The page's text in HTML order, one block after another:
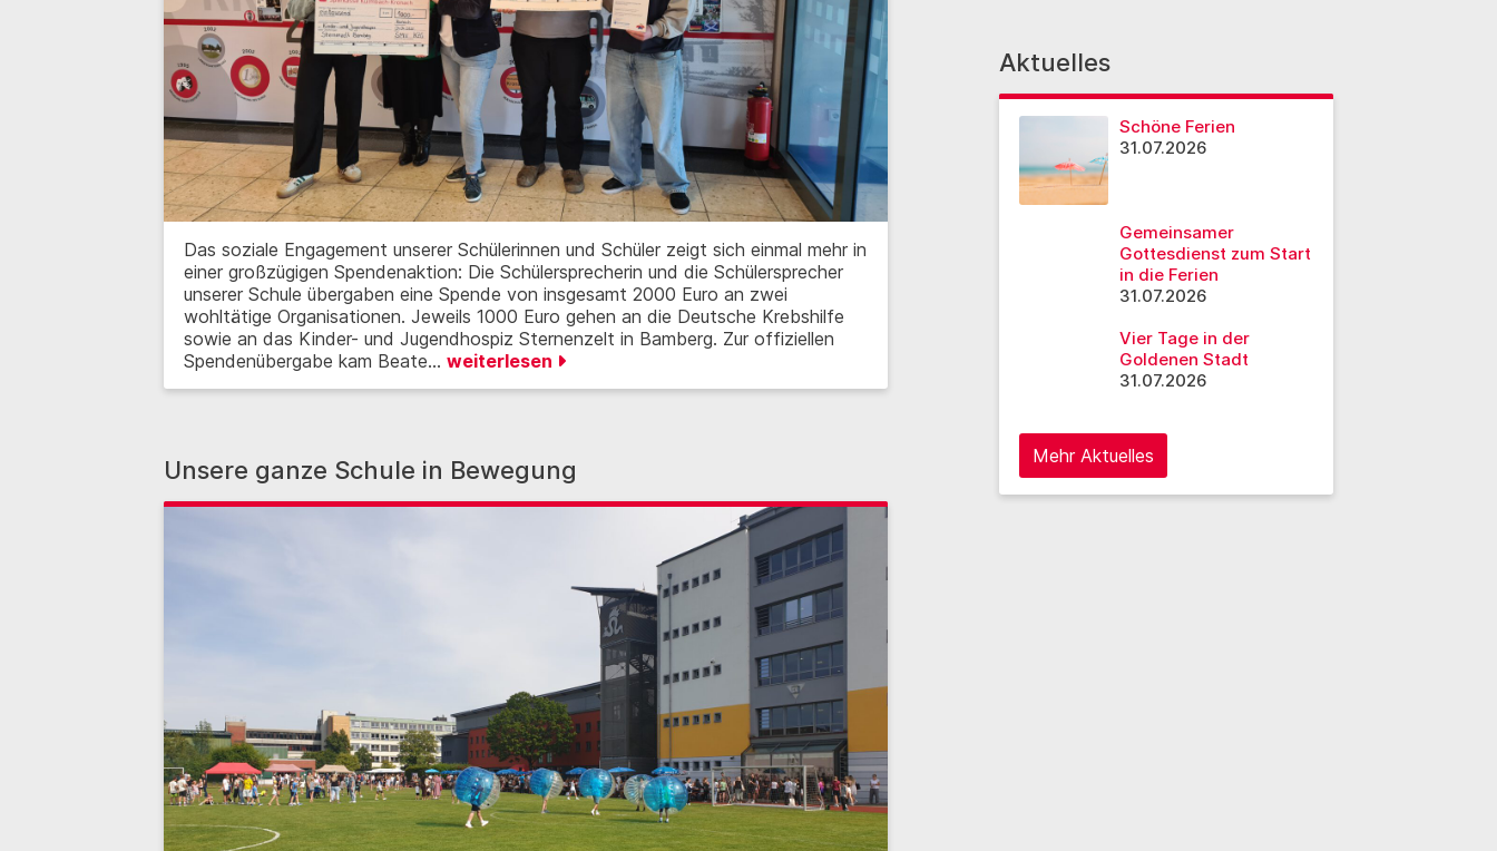
Das soziale Engagement unserer Schülerinnen und Schüler zeigt sich einmal mehr in
einer großzügigen Spendenaktion: Die Schülersprecherin und die Schülersprecher
unserer Schule übergaben eine Spende von insgesamt 2000 Euro an zwei
wohltätige Organisationen. Jeweils 1000 Euro gehen an die Deutsche Krebshilfe
sowie an das Kinder- und Jugendhospiz Sternenzelt in Bamberg. Zur offiziellen
Spendenübergabe kam Beate… weiterlesen
Unsere ganze Schule in Bewegung
Aktuelles
Schöne Ferien
31.07.2026
Gemeinsamer
Gottesdienst zum Start
in die Ferien
31.07.2026
Vier Tage in der
Goldenen Stadt
31.07.2026
Mehr Aktuelles